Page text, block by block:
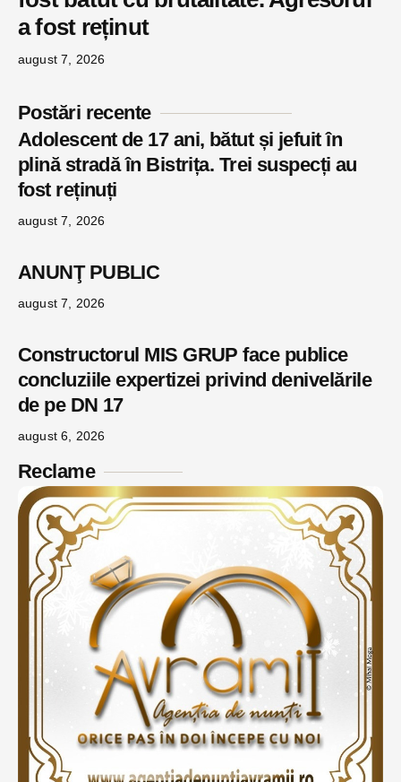
a fost reținut
august 7, 2026
Postări recente
Adolescent de 17 ani, bătut și jefuit în
plină stradă în Bistrița. Trei suspecți au
fost reținuți
august 7, 2026
ANUNŢ PUBLIC
august 7, 2026
Constructorul MIS GRUP face publice
concluziile expertizei privind denivelările
de pe DN 17
august 6, 2026
Reclame